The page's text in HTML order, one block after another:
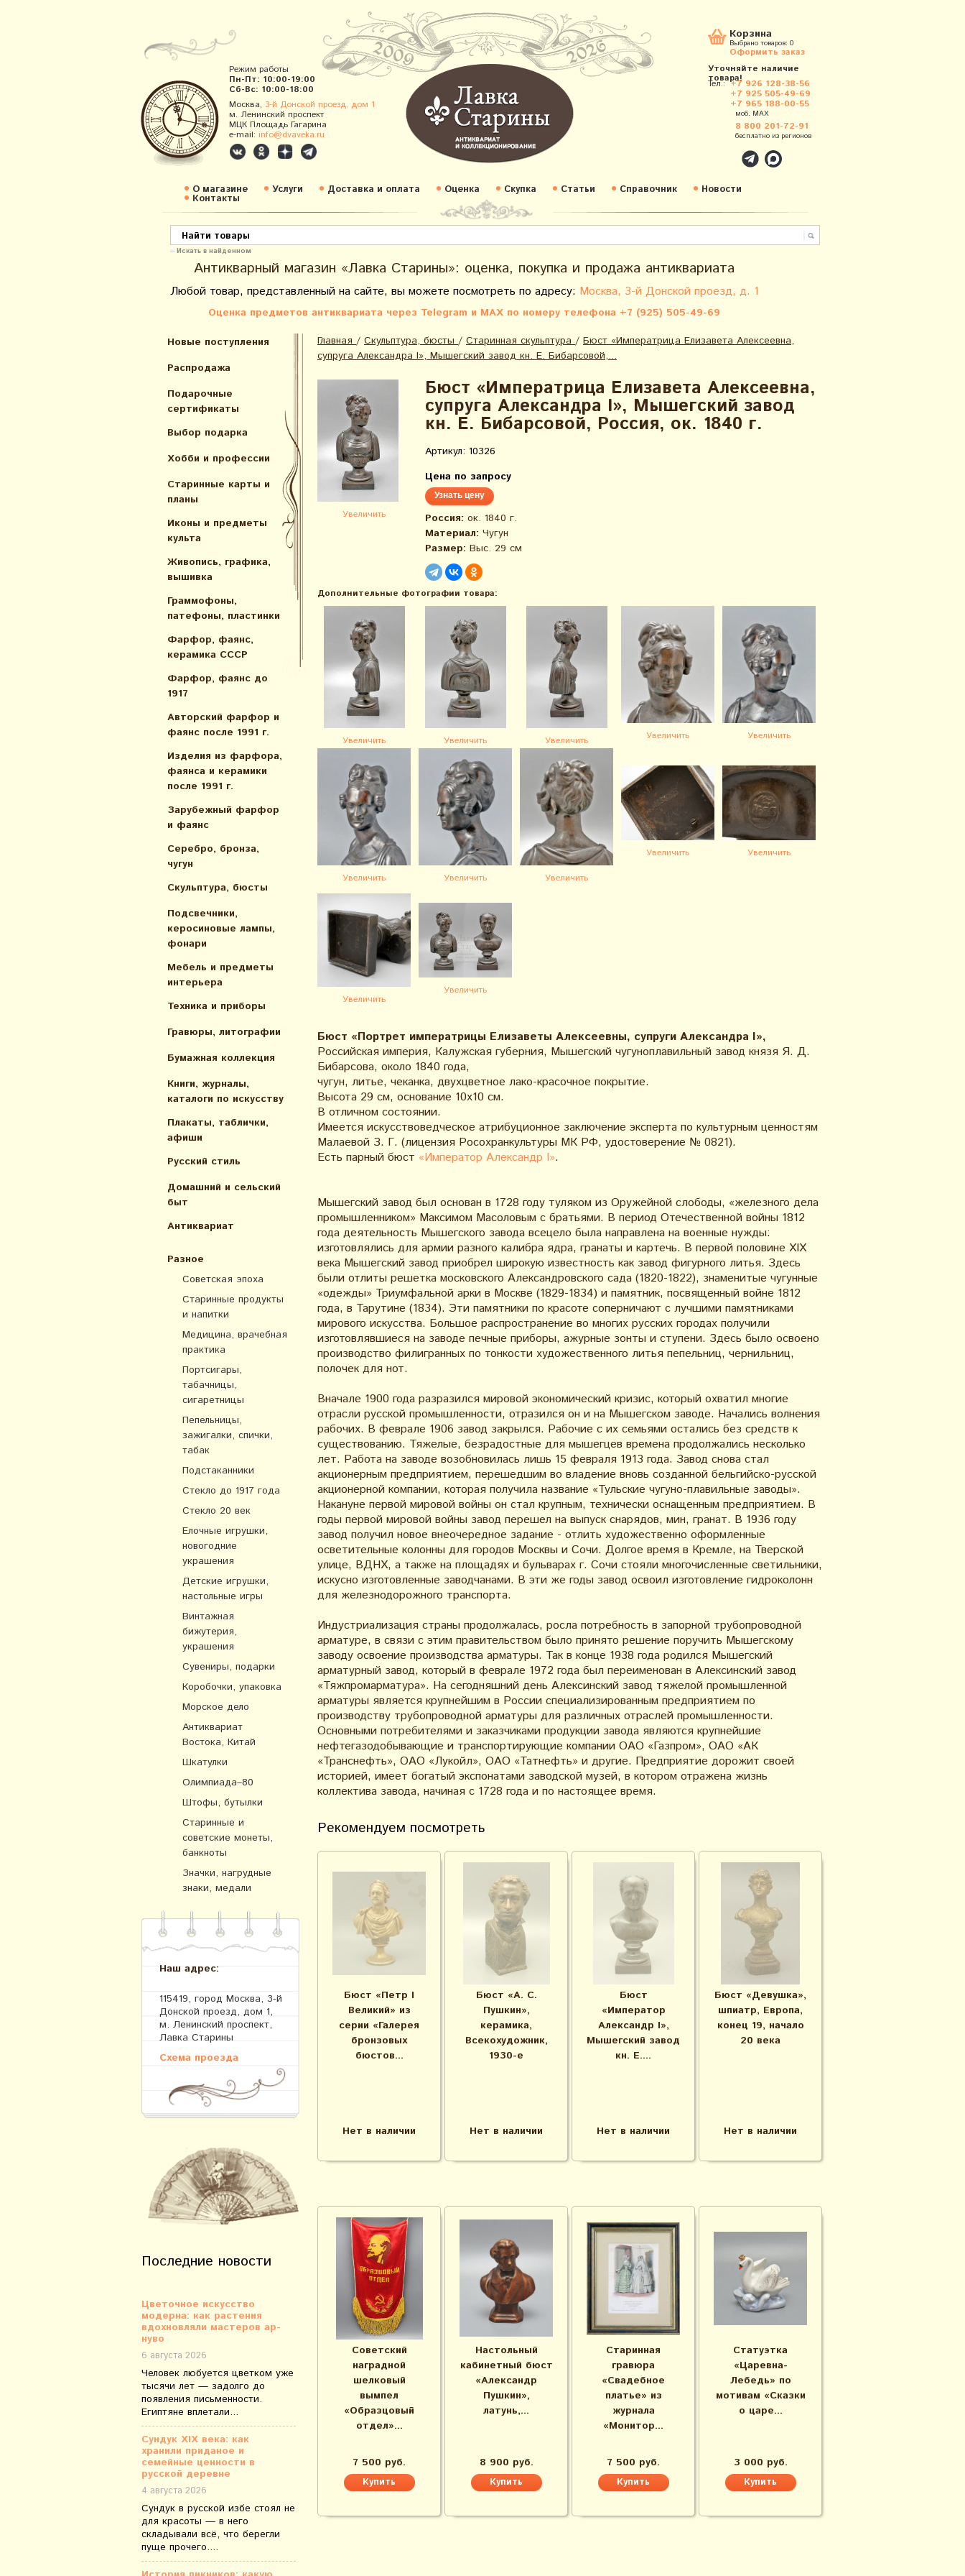
Режим работы
Пн-Пт: 10:00-19:00
Сб-Вс: 10:00-18:00
Москва, 3-й Донской проезд, дом 1
м. Ленинский проспект
МЦК Площадь Гагарина
e-mail: info@dvaveka.ru
Корзина
Выбрано товаров: 0
Оформить заказ
Уточняйте наличие
товара!
Тел.: +7 926 128-38-56
+7 925 505-49-69
+7 965 188-00-55
моб. MAX
8 800 201-72-91
бесплатно из регионов
О магазине Услуги Доставка и оплата Оценка Скупка Статьи Справочник Новости
Контакты
Искать в найденном
Антикварный магазин «Лавка Старины»: оценка, покупка и продажа антиквариата
Любой товар, представленный на сайте, вы можете посмотреть по адресу: Москва, 3-й Донской проезд, д. 1
Оценка предметов антиквариата через Telegram и MAX по номеру телефона +7 (925) 505-49-69
Новые поступления
Распродажа
Подарочные
сертификаты
Выбор подарка
Хобби и профессии
Старинные карты и
планы
Иконы и предметы
культа
Живопись, графика,
вышивка
Граммофоны,
патефоны, пластинки
Фарфор, фаянс,
керамика СССР
Фарфор, фаянс до
1917
Авторский фарфор и
фаянс после 1991 г.
Изделия из фарфора,
фаянса и керамики
после 1991 г.
Зарубежный фарфор
и фаянс
Серебро, бронза,
чугун
Скульптура, бюсты
Подсвечники,
керосиновые лампы,
фонари
Мебель и предметы
интерьера
Техника и приборы
Гравюры, литографии
Бумажная коллекция
Книги, журналы,
каталоги по искусcтву
Плакаты, таблички,
афиши
Русский стиль
Домашний и сельский
быт
Антиквариат
Разное
Советская эпоха
Старинные продукты
и напитки
Медицина, врачебная
практика
Портсигары,
табачницы,
сигаретницы
Пепельницы,
зажигалки, спички,
табак
Подстаканники
Стекло до 1917 года
Стекло 20 век
Елочные игрушки,
новогодние
украшения
Детские игрушки,
настольные игры
Винтажная
бижутерия,
украшения
Сувениры, подарки
Коробочки, упаковка
Морское дело
Антиквариат
Востока, Китай
Шкатулки
Олимпиада–80
Штофы, бутылки
Старинные и
советские монеты,
банкноты
Значки, нагрудные
знаки, медали
Наш адрес:
115419, город Москва, 3-й
Донской проезд, дом 1,
м. Ленинский проспект,
Лавка Старины
Схема проезда
Последние новости
Цветочное искусство
модерна: как растения
вдохновляли мастеров ар-
нуво
6 августа 2026
Человек любуется цветком уже
тысячи лет — задолго до
появления письменности.
Египтяне вплетали...
Сундук XIX века: как
хранили приданое и
семейные ценности в
русской деревне
4 августа 2026
Сундук в русской избе стоял не
для красоты — в него
складывали всё, что берегли
пуще прочего....
Главная / Скульптура, бюсты / Старинная скульптура / Бюст «Императрица Елизавета Алексеевна,
супруга Александра I», Мышегский завод кн. Е. Бибарсовой,...
Увеличить
Бюст «Императрица Елизавета Алексеевна,
супруга Александра I», Мышегский завод
кн. Е. Бибарсовой, Россия, ок. 1840 г.
Артикул: 10326
Цена по запросу
Узнать цену
Россия: ок. 1840 г.
Материал: Чугун
Размер: Выс. 29 см
Дополнительные фотографии товара:
Увеличить Увеличить Увеличить Увеличить Увеличить
Увеличить Увеличить Увеличить
Увеличить Увеличить
Увеличить
Увеличить
Бюст «Портрет императрицы Елизаветы Алексеевны, супруги Александра I»,
Российская империя, Калужская губерния, Мышегский чугуноплавильный завод князя Я. Д.
Бибарсова, около 1840 года,
чугун, литье, чеканка, двухцветное лако-красочное покрытие.
Высота 29 см, основание 10х10 см.
В отличном состоянии.
Имеется искусствоведческое атрибуционное заключение эксперта по культурным ценностям
Малаевой З. Г. (лицензия Росохранкультуры МК РФ, удостоверение № 0821).
Есть парный бюст «Император Александр I».
Мышегский завод был основан в 1728 году туляком из Оружейной слободы, «железного дела
промышленником» Максимом Масоловым с братьями. В период Отечественной войны 1812
года деятельность Мышегского завода всецело была направлена на военные нужды:
изготовлялись для армии разного калибра ядра, гранаты и картечь. В первой половине XIX
века Мышегский завод приобрел широкую известность как завод фигурного литья. Здесь
были отлиты решетка московского Александровского сада (1820-1822), знаменитые чугунные
«одежды» Триумфальной арки в Москве (1829-1834) и памятник, посвященный войне 1812
года, в Тарутине (1834). Эти памятники по красоте соперничают с лучшими памятниками
мирового искусства. Большое распространение во многих русских городах получили
изготовлявшиеся на заводе печные приборы, ажурные зонты и ступени. Здесь было освоено
производство филигранных по тонкости художественного литья пепельниц, чернильниц,
полочек для нот.
Вначале 1900 года разразился мировой экономический кризис, который охватил многие
отрасли русской промышленности, отразился он и на Мышегском заводе. Начались волнения
рабочих. В феврале 1906 завод закрылся. Рабочие с их семьями остались без средств к
существованию. Тяжелые, безрадостные для мышегцев времена продолжались несколько
лет. Работа на заводе возобновилась лишь 15 февраля 1913 года. Завод снова стал
акционерным предприятием, перешедшим во владение вновь созданной бельгийско-русской
акционерной компании, которая получила название «Тульские чугуно-плавильные заводы».
Накануне первой мировой войны он стал крупным, технически оснащенным предприятием. В
годы первой мировой войны завод перешел на выпуск снарядов, мин, гранат. В 1936 году
завод получил новое внеочередное задание - отлить художественно оформленные
осветительные колонны для городов Москвы и Сочи. Долгое время в Кремле, на Тверской
улице, ВДНХ, а также на площадях и бульварах г. Сочи стояли многочисленные светильники,
искусно изготовленные заводчанами. В эти же годы завод освоил изготовление гидроколонн
для железнодорожного транспорта.
Индустриализация страны продолжалась, росла потребность в запорной трубопроводной
арматуре, в связи с этим правительством было принято решение поручить Мышегскому
заводу освоение производства арматуры. Так в конце 1938 года родился Мышегский
арматурный завод, который в феврале 1972 года был переименован в Алексинский завод
«Тяжпромарматура». На сегодняшний день Алексинский завод тяжелой промышленной
арматуры является крупнейшим в России специализированным предприятием по
производству трубопроводной арматуры для различных отраслей промышленности.
Основными потребителями и заказчиками продукции завода являются крупнейшие
нефтегазодобывающие и транспортирующие компании ОАО «Газпром», ОАО «АК
«Транснефть», ОАО «Лукойл», ОАО «Татнефть» и другие. Предприятие дорожит своей
историей, имеет богатый экспонатами заводской музей, в котором отражена жизнь
коллектива завода, начиная с 1728 года и по настоящее время.
Рекомендуем посмотреть
Бюст «Петр I
Великий» из
серии «Галерея
бронзовых
бюстов...
Нет в наличии
Бюст «А. С.
Пушкин»,
керамика,
Всекохудожник,
1930-е
Нет в наличии
Бюст
«Император
Александр I»,
Мышегский завод
кн. Е....
Нет в наличии
Бюст «Девушка»,
шпиатр, Европа,
конец 19, начало
20 века
Нет в наличии
Советский
наградной
шелковый
вымпел
«Образцовый
отдел»...
7 500 руб.
Настольный
кабинетный бюст
«Александр
Пушкин»,
латунь,...
8 900 руб.
Старинная
гравюра
«Свадебное
платье» из
журнала
«Монитор...
7 500 руб.
Статуэтка
«Царевна-
Лебедь» по
мотивам «Сказки
о царе...
3 000 руб.